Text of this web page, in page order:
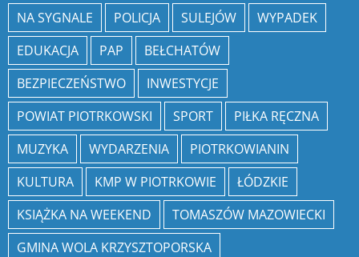
NA SYGNALE
POLICJA SULEJÓW
WYPADEK
EDUKACJA
PAP
BEŁCHATÓW
BEZPIECZEŃSTWO
INWESTYCJE
POWIAT PIOTRKOWSKI
SPORT
PIŁKA RĘCZNA
MUZYKA
WYDARZENIA
PIOTRKOWIANIN
KULTURA
KMP W PIOTRKOWIE
ŁÓDZKIE
KSIĄŻKA NA WEEKEND
TOMASZÓW MAZOWIECKI
GMINA WOLA KRZYSZTOPORSKA